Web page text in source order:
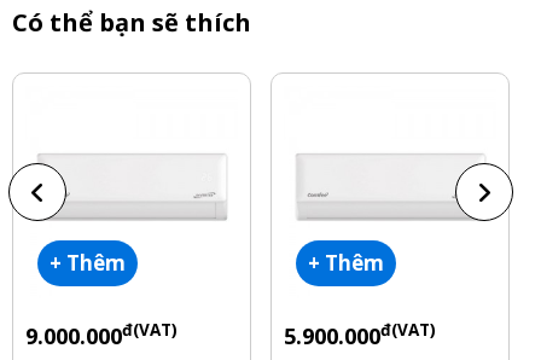
Có thể bạn sẽ thích
+ Thêm
9.000.000đ(VAT)
+ Thêm
5.900.000đ(VAT)